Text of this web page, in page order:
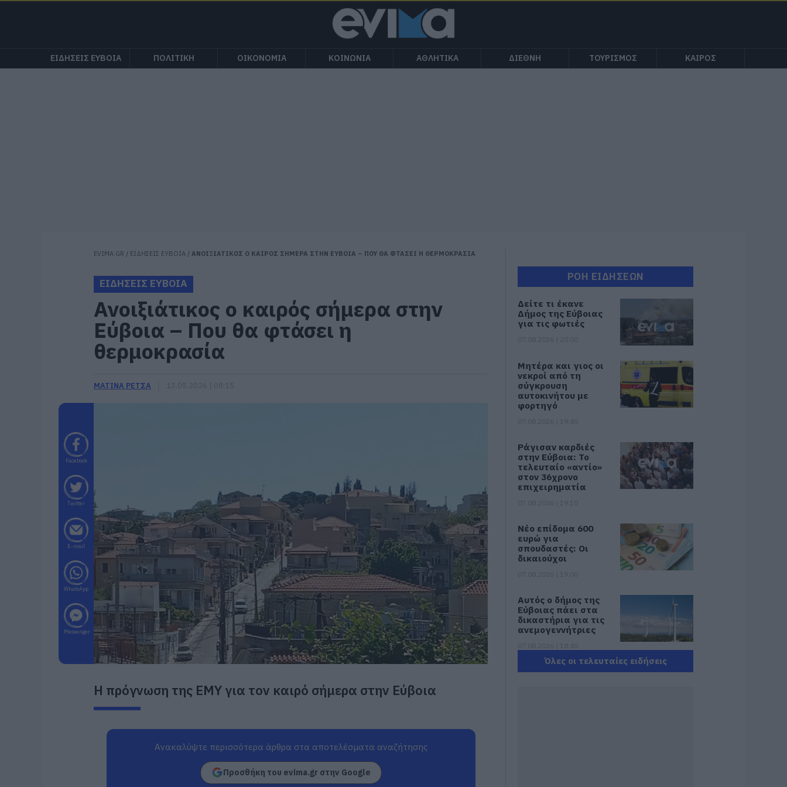
ΕΙΔΗΣΕΙΣ ΕΥΒΟΙΑ ΠΟΛΙΤΙΚΗ ΟΙΚΟΝΟΜΙΑ ΚΟΙΝΩΝΙΑ ΑΘΛΗΤΙΚΑ ΔΙΕΘΝΗ ΤΟΥΡΙΣΜΟΣ ΚΑΙΡΟΣ
EVIMA.GR / ΕΙΔΗΣΕΙΣ ΕΥΒΟΙΑ / ΑΝΟΙΞΙΑΤΙΚΟΣ Ο ΚΑΙΡΟΣ ΣΗΜΕΡΑ ΣΤΗΝ ΕΥΒΟΙΑ – ΠΟΥ ΘΑ ΦΤΑΣΕΙ Η ΘΕΡΜΟΚΡΑΣΙΑ
ΕΙΔΗΣΕΙΣ ΕΥΒΟΙΑ
Ανοιξιάτικος ο καιρός σήμερα στην
Εύβοια – Που θα φτάσει η
θερμοκρασία
ΜΑΤΙΝΑ ΡΕΤΣΑ
Facebook
Twitter
E-mail
WhatsApp
Messenger
Η πρόγνωση της ΕΜΥ για τον καιρό σήμερα στην Εύβοια
Ανακαλύψτε περισσότερα άρθρα στα αποτελέσματα αναζήτησης
Προσθήκη του evima.gr στην Google
ΡΟΗ ΕΙΔΗΣΕΩΝ
Δείτε τι έκανε
Δήμος της Εύβοιας
για τις φωτιές
Μητέρα και γιος οι
νεκροί από τη
σύγκρουση
αυτοκινήτου με
φορτηγό
Ράγισαν καρδιές
στην Εύβοια: Το
τελευταίο «αντίο»
στον 36χρονο
επιχειρηματία
Νέο επίδομα 600
ευρώ για
σπουδαστές: Οι
δικαιούχοι
Αυτός ο δήμος της
Εύβοιας πάει στα
δικαστήρια για τις
ανεμογεννήτριες
Τραγική κατάληξη
Όλες οι τελευταίες ειδήσεις